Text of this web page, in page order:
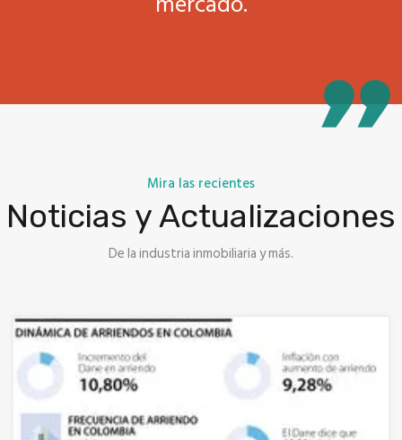
Mira las recientes
Noticias y Actualizaciones
De la industria inmobiliaria y más.